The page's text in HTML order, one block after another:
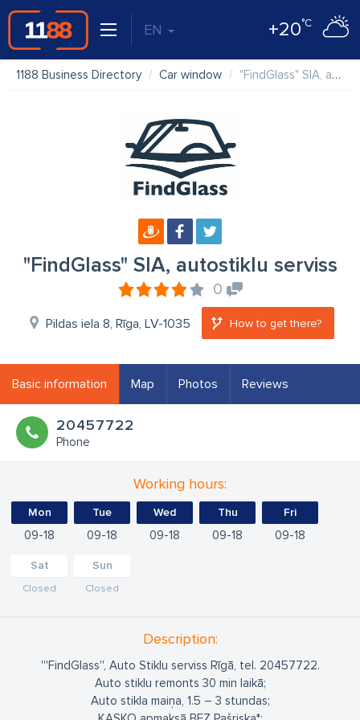
EN +20°C
1188 Business Directory Car window "FindGlass" SIA, autostiklu serviss
"FindGlass" SIA, autostiklu serviss
0
Pildas iela 8, Rīga, LV-1035 How to get there?
Basic information Map Photos Reviews
20457722
Phone
Working hours:
Mon
09 18
Tue
09 18
Wed
09 18
Thu
09 18
Fri
09 18
Sat
Closed
Sun
Closed
Description:
'''FindGlass'', Auto Stiklu serviss Rīgā, tel. 20457722.
Auto stiklu remonts 30 min laikā;
Auto stikla maiņa, 1.5 – 3 stundas;